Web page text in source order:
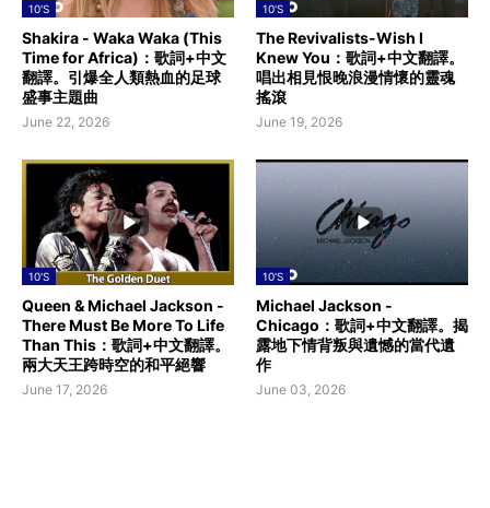
10'S
Shakira - Waka Waka (This
Time for Africa)：歌詞+中文
翻譯。引爆全人類熱血的足球
盛事主題曲
June 22, 2026
10'S
The Revivalists-Wish I
Knew You：歌詞+中文翻譯。
唱出相見恨晚浪漫情懷的靈魂
搖滾
June 19, 2026
10'S
Queen & Michael Jackson -
There Must Be More To Life
Than This：歌詞+中文翻譯。
兩大天王跨時空的和平絕響
June 17, 2026
10'S
Michael Jackson -
Chicago：歌詞+中文翻譯。揭
露地下情背叛與遺憾的當代遺
作
June 03, 2026